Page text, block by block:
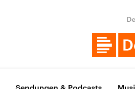
Sendungen & Podcasts